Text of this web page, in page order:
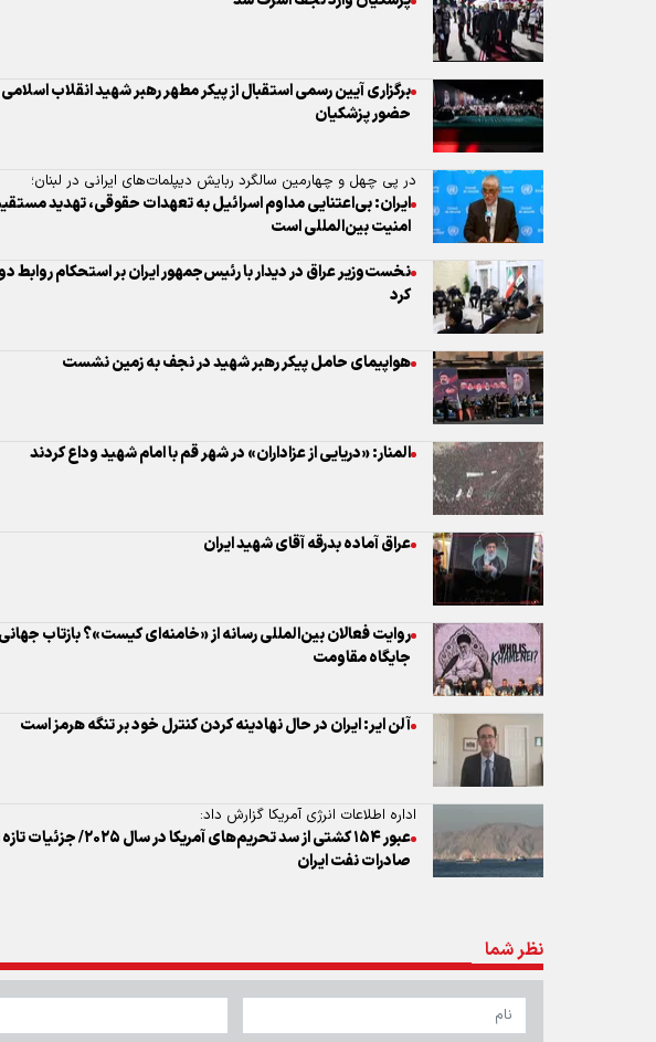
برگزاری آیین رسمی استقبال از پیکر مطهر رهبر شهید انقلاب اسلامی
حضور پزشکیان
در پی چهل و چهارمین سالگرد ربایش دیپلمات‌های ایرانی در لبنان؛
ایران: بی‌اعتنایی مداوم اسرائیل به تعهدات حقوقی، تهدید
امنیت بین‌المللی است
نخست‌وزیر عراق در دیدار با رئیس‌جمهور ایران بر استحکام روابط
کرد
هواپیمای حامل پیکر رهبر شهید در نجف به زمین نشست
المنار: «دریایی از عزاداران» در شهر قم با امام شهید وداع کردند
عراق آماده بدرقه آقای شهید ایران
روایت فعالان بین‌المللی رسانه از «خامنه‌ای کیست»؟ بازتاب
جایگاه مقاومت
آلن ایر: ایران در حال نهادینه کردن کنترل خود بر تنگه هرمز است
اداره اطلاعات انرژی آمریکا گزارش داد:
عبور ۱۵۴ کشتی از سد تحریم‌های آمریکا در
صادرات نفت ایران
نظر شما